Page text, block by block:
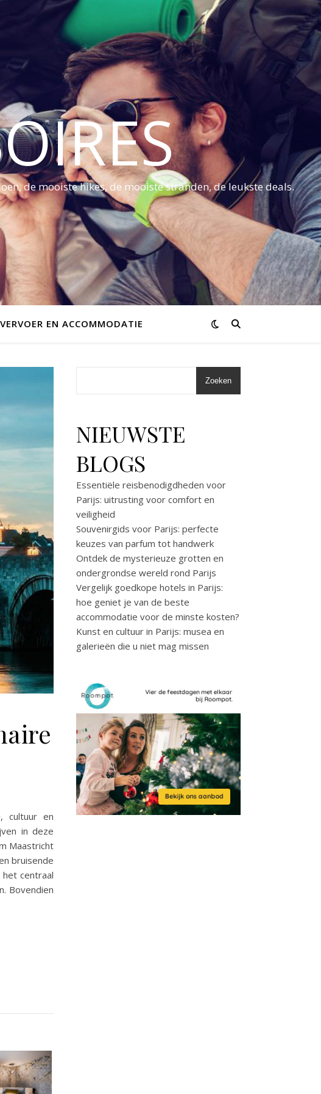
de mooiste hikes, de mooiste stranden, de leukste deals.
VERVOER EN ACCOMMODATIE
cultuur en
in deze
Maastricht
bruisende
centraal
Bovendien
Zoeken
NIEUWSTE
BLOGS
Essentiële reisbenodigdheden voor
Parijs: uitrusting voor comfort en
veiligheid
Souvenirgids voor Parijs: perfecte
keuzes van parfum tot handwerk
Ontdek de mysterieuze grotten en
ondergrondse wereld rond Parijs
Vergelijk goedkope hotels in Parijs:
hoe geniet je van de beste
accommodatie voor de minste kosten?
Kunst en cultuur in Parijs: musea en
galerieën die u niet mag missen